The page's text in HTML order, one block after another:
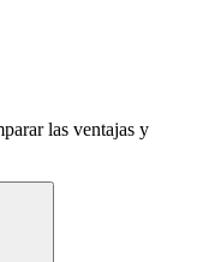
las ventajas y